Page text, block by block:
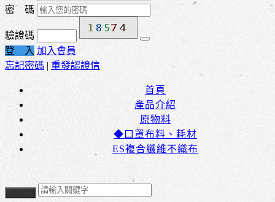
密 碼
驗證碼
登 入 加入會員
忘記密碼 | 重發認證信
首頁
產品介紹
原物料
◆口罩布料、耗材
ES複合纖維不織布